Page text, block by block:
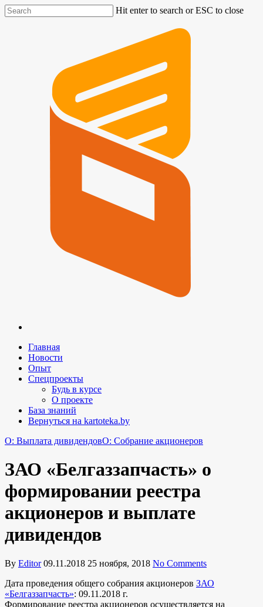
Hit enter to search or ESC to close
Главная
Новости
Опыт
Спецпроекты
Будь в курсе
О проекте
База знаний
Вернуться на kartoteka.by
O: Выплата дивидендовO: Собрание акционеров
ЗАО «Белгаззапчасть» о
формировании реестра
акционеров и выплате
дивидендов
By Editor 09.11.2018 25 ноября, 2018 No Comments
Дата проведения общего собрания акционеров ЗАО
«Белгаззапчасть»: 09.11.2018 г.
Формирование реестра акционеров осуществляется на